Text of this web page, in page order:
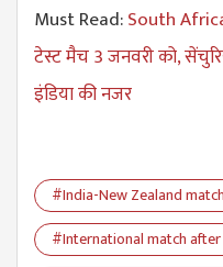
Must Read:South
टेस्ट मैच 3 जनवरी को,
इंडिया की नजर
#India-New Zealand match
#International match after